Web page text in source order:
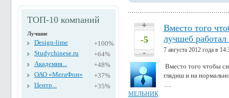
ТОП-10 компаний
Лучшие
Design-lime
+100%
Studychinese.ru
+64%
Академия...
+48%
ОАО «МегаФон»
+37%
Центр...
+35%
+
-5
-
Вместо того
лучшеб
7 августа 2012 года в
МЕЛЬНИК
Вместо того чтобы
глядиш и на
.....